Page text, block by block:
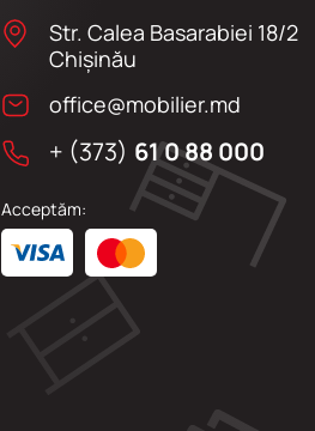
Str. Calea Basarabiei 18/2
Chişinău
office@mobilier.md
+ (373) 61 0 88 000
Acceptăm: